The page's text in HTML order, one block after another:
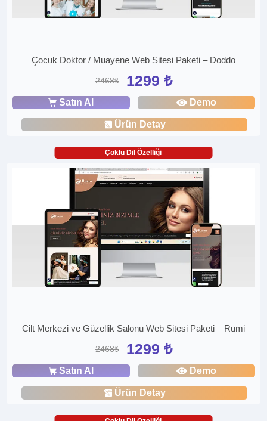
Çocuk Doktor / Muayene Web Sitesi Paketi – Doddo
2468₺ 1299 ₺
Satın Al Demo
Ürün Detay
Çoklu Dil Özelliği
Cilt Merkezi ve Güzellik Salonu Web Sitesi Paketi – Rumi
2468₺ 1299 ₺
Satın Al Demo
Ürün Detay